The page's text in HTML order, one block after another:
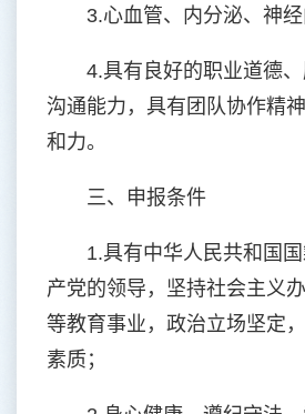
3.心血管、内分泌、神经
4.具有良好的职业道德
沟通能力，具有团队协作精
和力。
三、申报条件
1.具有中华人民共和国
产党的领导，坚持社会主义
等教育事业，政治立场坚定
素质；